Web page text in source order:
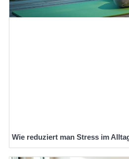
Wie reduziert man Stress im